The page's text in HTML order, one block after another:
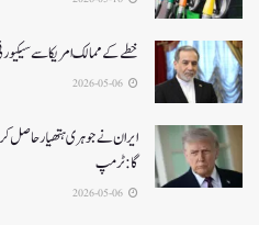
خطے کے ممالک امریکا سے
ایران نے جوہری ہتھیار حاصل
گا:ٹرمپ